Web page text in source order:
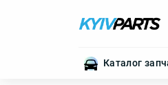
Каталог